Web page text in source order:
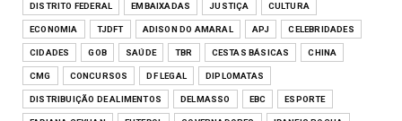
DISTRITO FEDERAL EMBAIXADAS JUSTIÇA CULTURA
ECONOMIA TJDFT ADISON DO AMARAL APJ CELEBRIDADES
CIDADES GOB SAÚDE TBR CESTAS BÁSICAS CHINA
CMG CONCURSOS DF LEGAL DIPLOMATAS
DISTRIBUIÇÃO DE ALIMENTOS DELMASSO EBC ESPORTE